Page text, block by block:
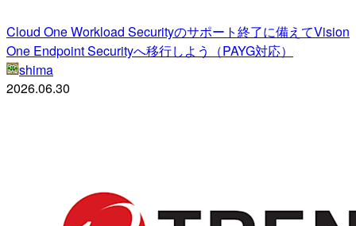
Cloud One Workload Securityのサポート終了に備えてVision
One Endpoint Securityへ移行しよう（PAYG対応）
shima
2026.06.30